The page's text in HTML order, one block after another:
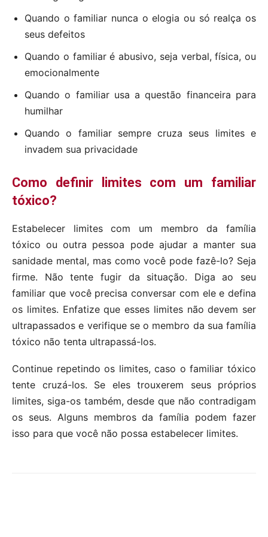
Quando o familiar nunca o elogia ou só realça os
seus defeitos
Quando o familiar é abusivo, seja verbal, física, ou
emocionalmente
Quando o familiar usa a questão financeira para
humilhar
Quando o familiar sempre cruza seus limites e
invadem sua privacidade
Como definir limites com um familiar
tóxico?
Estabelecer limites com um membro da família
tóxico ou outra pessoa pode ajudar a manter sua
sanidade mental, mas como você pode fazê-lo? Seja
firme. Não tente fugir da situação. Diga ao seu
familiar que você precisa conversar com ele e defina
os limites. Enfatize que esses limites não devem ser
ultrapassados ​​e verifique se o membro da sua família
tóxico não tenta ultrapassá-los.
Continue repetindo os limites, caso o familiar tóxico
tente cruzá-los. Se eles trouxerem seus próprios
limites, siga-os também, desde que não contradigam
os seus. Alguns membros da família podem fazer
isso para que você não possa estabelecer limites.